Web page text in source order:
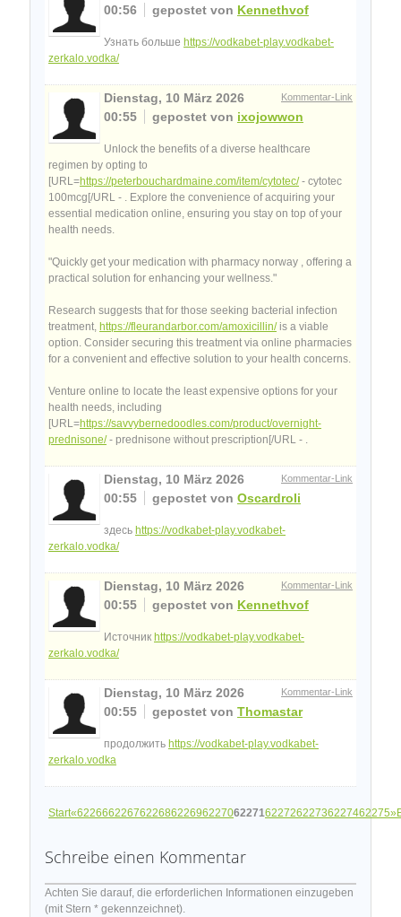
00:56 gepostet von Kennethvof
Узнать больше https://vodkabet-play.vodkabet-
zerkalo.vodka/
Kommentar-Link
Dienstag, 10 März 2026
00:55
gepostet von ixojowwon
Unlock the benefits of a diverse healthcare
regimen by opting to
[URL=https://peterbouchardmaine.com/item/cytotec/- cytotec
100mcg[/URL - . Explore the convenience of acquiring your
essential medication online, ensuring you stay on top of your
health needs.
"Quickly get your medication with pharmacy norway , offering a
practical solution for enhancing your wellness."
Research suggests that for those seeking bacterial infection
treatment, https://fleurandarbor.com/amoxicillin/is a viable
option. Consider securing this treatment via online pharmacies
for a convenient and effective solution to your health concerns.
Venture online to locate the least expensive options for your
health needs, including
[URL=https://savvybernedoodles.com/product/overnight-
prednisone/- prednisone without prescription[/URL - .
Kommentar-Link
Dienstag, 10 März 2026
00:55
gepostet von Oscardroli
здесь https://vodkabet-play.vodkabet-
zerkalo.vodka/
Kommentar-Link
Dienstag, 10 März 2026
00:55
gepostet von Kennethvof
Источник https://vodkabet-play.vodkabet-
zerkalo.vodka/
Kommentar-Link
Dienstag, 10 März 2026
00:55
gepostet von Thomastar
продолжить https://vodkabet-play.vodkabet-
zerkalo.vodka
Start«62266622676226862269622706227162272622736227462275»
Schreibe einen Kommentar
Achten Sie darauf, die erforderlichen Informationen einzugeben
(mit Stern * gekennzeichnet).